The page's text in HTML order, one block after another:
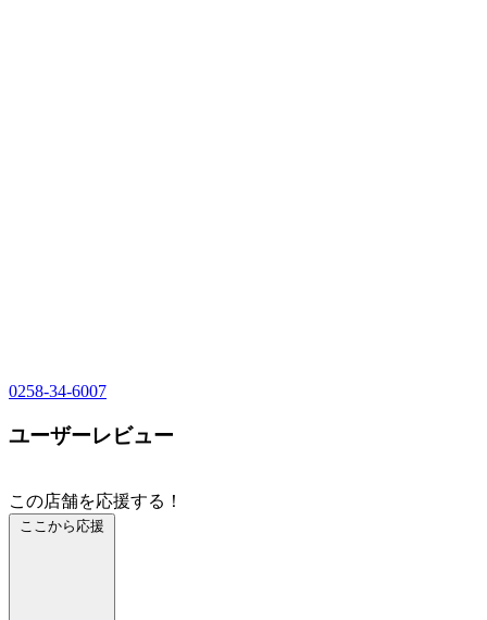
0258-34-6007
ユーザーレビュー
この店舗を応援する！
ここから応援